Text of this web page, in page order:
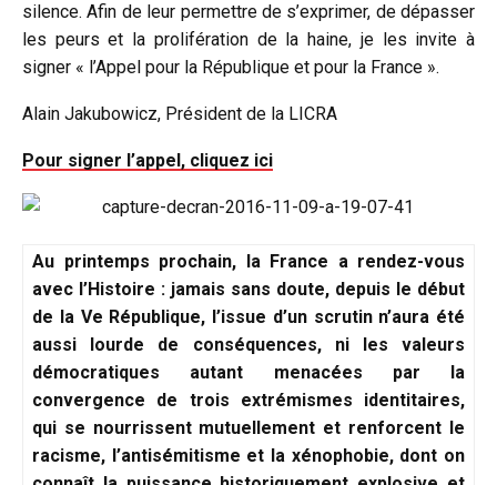
silence. Afin de leur permettre de s’exprimer, de dépasser
les peurs et la prolifération de la haine, je les invite à
signer « l’Appel pour la République et pour la France ».
Alain Jakubowicz, Président de la LICRA
Pour signer l’appel, cliquez ici
Au printemps prochain, la France a rendez-vous
avec l’Histoire : jamais sans doute, depuis le début
de la Ve République, l’issue d’un scrutin n’aura été
aussi lourde de conséquences, ni les valeurs
démocratiques autant menacées par la
convergence de trois extrémismes identitaires,
qui se nourrissent mutuellement et renforcent le
racisme, l’antisémitisme et la xénophobie, dont on